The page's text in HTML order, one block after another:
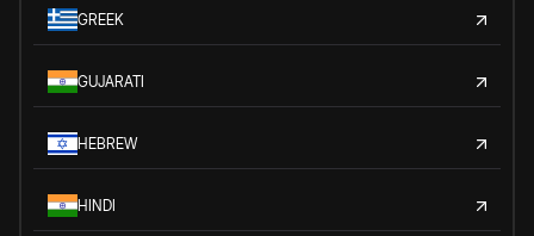
GREEK
GUJARATI
HEBREW
HINDI